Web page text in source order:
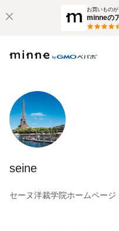
お買いもの
minneの
seine
セーヌ洋裁学院ホームページ